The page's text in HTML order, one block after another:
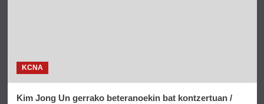
KCNA
Kim Jong Un gerrako beteranoekin bat kontzertuan /